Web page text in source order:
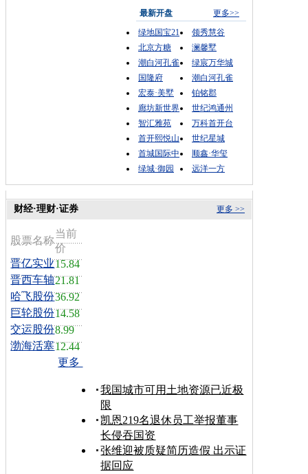
最新开盘
更多>>
绿地国宝21
领秀慧谷
北京方糖
澜馨墅
潮白河孔雀
绿宸万华城
国隆府
潮白河孔雀
宏泰·美墅
铂铭郡
廊坊新世界
世纪鸿通州
智汇雅苑
万科首开台
首开熙悦山
世纪星城
首城国际中
顺鑫·华玺
绿城·御园
远洋一方
更多 >>
财经·理财·证券
股票名称
当前
价
晋亿实业15.84
晋西车轴21.81
哈飞股份36.92
巨轮股份14.58
交运股份8.99
渤海活塞12.44
更多
我国城市可用土地资源已近极
限
凯恩219名退休员工举报董事
长侵吞国资
张维迎被质疑简历造假 出示证
据回应